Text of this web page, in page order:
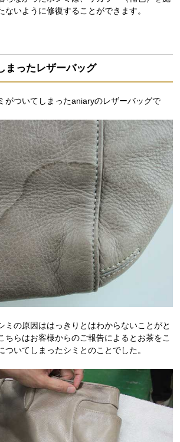
ないように修復することができます。
まったレザーバッグ
がついてしまったaniaryのレザーバッグで
ミの原因ははっきりとはわからないことがと
ちらはお客様からのご報告によるとお茶をこ
ついてしまったシミとのことでした。